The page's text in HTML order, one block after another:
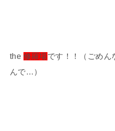
the 修羅場です！！（ごめん
んで…）